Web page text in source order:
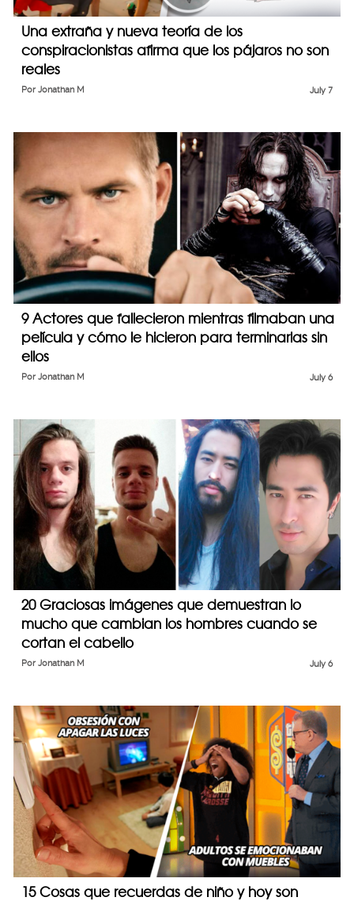
Una extraña y nueva teoría de los
conspiracionistas afirma que los pájaros no son
reales
July 7
Por Jonathan M
9 Actores que fallecieron mientras filmaban una
película y cómo le hicieron para terminarlas sin
ellos
July 6
Por Jonathan M
20 Graciosas imágenes que demuestran lo
mucho que cambian los hombres cuando se
cortan el cabello
July 6
Por Jonathan M
15 Cosas que recuerdas de niño y hoy son